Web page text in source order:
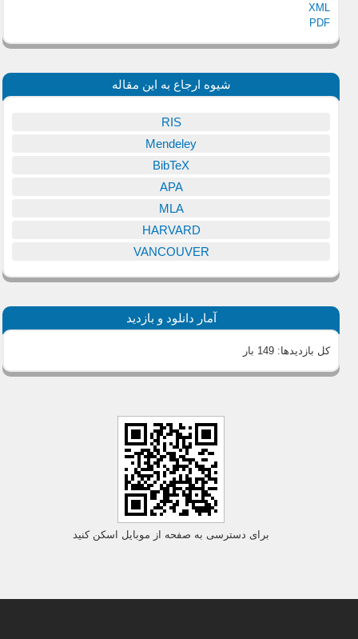
XML
PDF
شیوه ارجاع به این مقاله
RIS
Mendeley
BibTeX
APA
MLA
HARVARD
VANCOUVER
آمار دانلود و بازدید
کل بازدیدها:149 بار
برای دسترسی به صفحه از موبایل اسکن کنید